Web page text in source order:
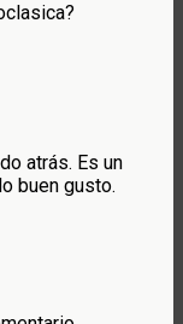
atrás. Es un
buen gusto.